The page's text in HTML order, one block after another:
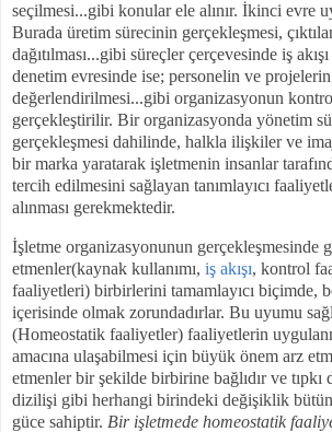
seçilmesi...gibi konular ele alınır. İkinci evre
Burada üretim sürecinin gerçekleşmesi,
dağıtılması...gibi süreçler çerçevesinde iş
denetim evresinde ise; personelin ve projelerin
değerlendirilmesi...gibi organizasyonun
gerçekleştirilir. Bir organizasyonda yönetim
gerçekleşmesi dahilinde, halkla ilişkiler ve
bir marka yaratarak işletmenin insanlar
tercih edilmesini sağlayan tanımlayıcı
alınması gerekmektedir.
İşletme organizasyonunun gerçekleşmesinde
etmenler(kaynak kullanımı, iş akışı, kontrol
faaliyetleri) birbirlerini tamamlayıcı biçimde,
içerisinde olmak zorundadırlar. Bu uyumu
(Homeostatik faaliyetler) faaliyetlerin
amacına ulaşabilmesi için büyük önem arz
etmenler bir şekilde birbirine bağlıdır ve tıpkı
dizilişi gibi herhangi birindeki değişiklik
güce sahiptir. Bir işletmede homeostatik